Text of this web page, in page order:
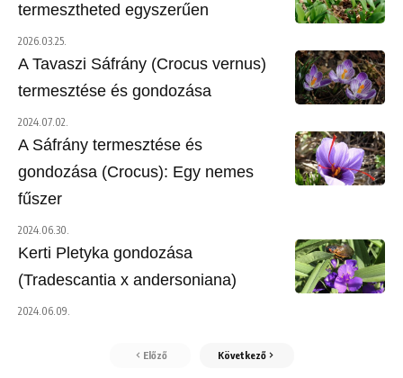
termesztheted egyszerűen
2026.03.25.
A Tavaszi Sáfrány (Crocus vernus)
termesztése és gondozása
2024.07.02.
A Sáfrány termesztése és
gondozása (Crocus): Egy nemes
fűszer
2024.06.30.
Kerti Pletyka gondozása
(Tradescantia x andersoniana)
2024.06.09.
Előző Következő